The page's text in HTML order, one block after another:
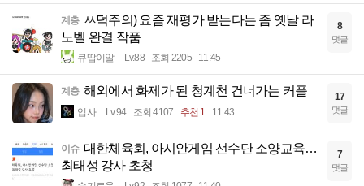
계층 ㅆ덕주의) 요즘 재평가 받는다는 좀 옛날 라
노벨 완결 작품
큐땁이알 Lv.88 조회 2205 11:45
8
댓글
계층 해외에서 화제가 된 청계천 건너가는 커플
입사 Lv.94 조회 4107 추천 1 11:43
17
댓글
이슈 대한체육회, 아시안게임 선수단 소양교육…
최태성 강사 초청
7
댓글